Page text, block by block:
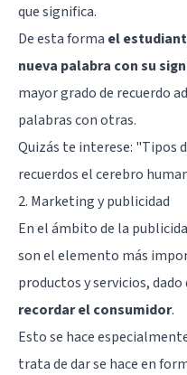
que significa.
De esta forma el
nueva palabra con su
mayor grado de recuerdo
palabras con otras.
Quizás te interese: "Tipos
recuerdos el cerebro
2. Marketing y publicidad
En el ámbito de la
son el elemento más
productos y servicios, dado
recordar el consumidor.
Esto se hace
trata de dar se hace en